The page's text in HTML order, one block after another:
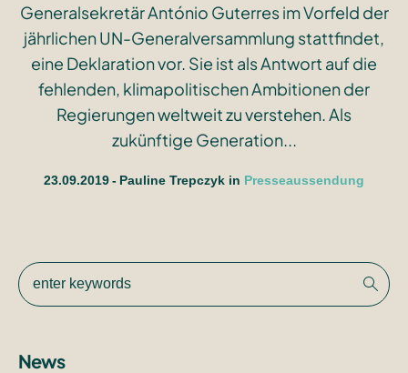
Generalsekretär António Guterres im Vorfeld der
jährlichen UN-Generalversammlung stattfindet,
eine Deklaration vor. Sie ist als Antwort auf die
fehlenden, klimapolitischen Ambitionen der
Regierungen weltweit zu verstehen. Als
zukünftige Generation...
23.09.2019 Pauline Trepczyk in Presseaussendung
News